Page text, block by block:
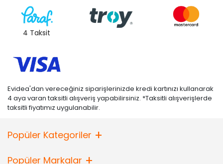
4 Taksit
Evidea'dan vereceğiniz siparişlerinizde kredi kartınızı kullanarak
4 aya varan taksitli alışveriş yapabilirsiniz. *Taksitli alışverişlerde
taksitli fiyatımız uygulanabilir.
Popüler Kategoriler
Popüler Markalar